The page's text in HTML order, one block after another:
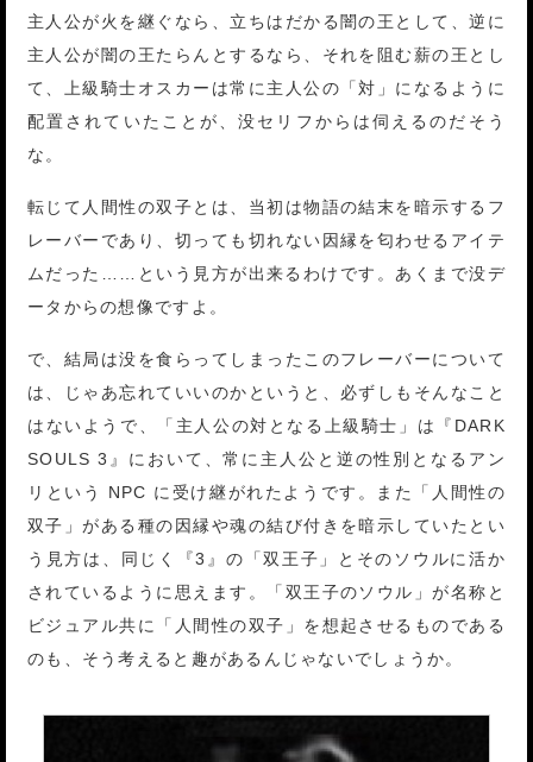
主人公が火を継ぐなら、立ちはだかる闇の王として、逆に
主人公が闇の王たらんとするなら、それを阻む薪の王とし
て、上級騎士オスカーは常に主人公の「対」になるように
配置されていたことが、没セリフからは伺えるのだそう
な。
転じて人間性の双子とは、当初は物語の結末を暗示するフ
レーバーであり、切っても切れない因縁を匂わせるアイテ
ムだった……という見方が出来るわけです。あくまで没デ
ータからの想像ですよ。
で、結局は没を食らってしまったこのフレーバーについて
は、じゃあ忘れていいのかというと、必ずしもそんなこと
はないようで、「主人公の対となる上級騎士」は『DARK
SOULS 3』において、常に主人公と逆の性別となるアン
リという NPC に受け継がれたようです。また「人間性の
双子」がある種の因縁や魂の結び付きを暗示していたとい
う見方は、同じく『3』の「双王子」とそのソウルに活か
されているように思えます。「双王子のソウル」が名称と
ビジュアル共に「人間性の双子」を想起させるものである
のも、そう考えると趣があるんじゃないでしょうか。